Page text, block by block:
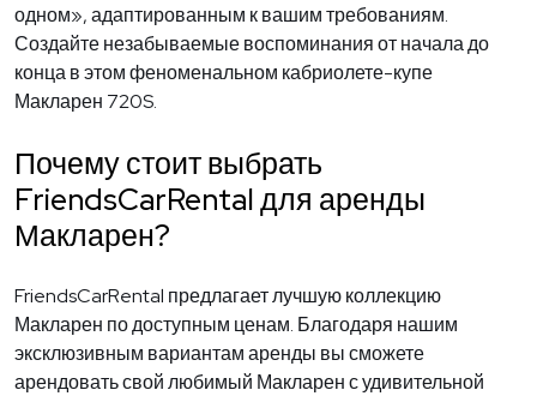
одном», адаптированным к вашим требованиям.
Создайте незабываемые воспоминания от начала до
конца в этом феноменальном кабриолете-купе
Макларен 720S.
Почему стоит выбрать
FriendsCarRental для аренды
Макларен?
FriendsCarRental предлагает лучшую коллекцию
Макларен по доступным ценам. Благодаря нашим
эксклюзивным вариантам аренды вы сможете
арендовать свой любимый Макларен с удивительной